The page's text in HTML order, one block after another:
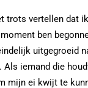
trots vertellen dat
ben
uitgegroeid
iemand die
mijn ei kwijt te